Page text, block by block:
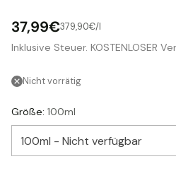
Normaler
37,99€Stückpreis
379,90€/
pro l
Inklusive Steuer. KOSTENLOSER
Nicht vorrätig
Größe: 100ml